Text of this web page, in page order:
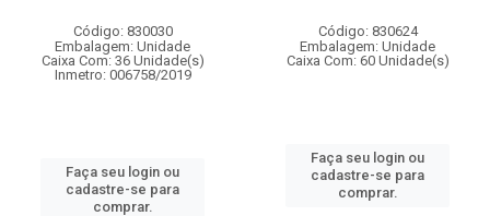
Código: 830030
Embalagem: Unidade
Caixa Com: 36 Unidade(s)
Inmetro: 006758/2019
Faça seu login ou
cadastre-se para
comprar.
Código: 830624
Embalagem: Unidade
Caixa Com: 60 Unidade(s)
Faça seu login ou
cadastre-se para
comprar.